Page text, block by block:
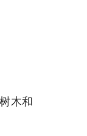
木和